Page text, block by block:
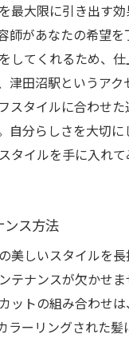
最大限に引き出す
師があなたの希望
してくれるため、
津田沼駅というア
スタイルに合わせ
自分らしさを大切に
タイルを手に入れ
ンス方法
美しいスタイルを
テナンスが欠かせ
ットの組み合わせ
ラーリングされた髪